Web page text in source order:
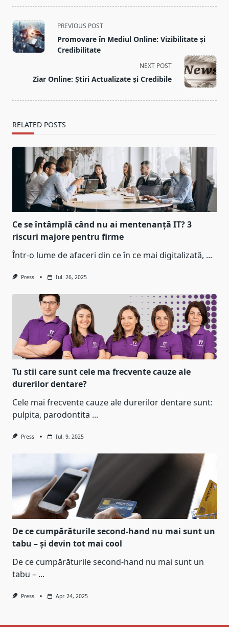
<span
class="nav-
subtitle
reader-
text">Page</span>
PREVIOUS POST
Promovare în Mediul Online: Vizibilitate și
Credibilitate
NEXT POST
Ziar Online: Știri Actualizate și Credibile
RELATED POSTS
Ce se întâmplă când nu ai mentenanță IT? 3
riscuri majore pentru firme
Într-o lume de afaceri din ce în ce mai digitalizată, ...
Press Iul. 26, 2025
Tu stii care sunt cele ma frecvente cauze ale
durerilor dentare?
Cele mai frecvente cauze ale durerilor dentare sunt:
pulpita, parodontita ...
Press Iul. 9, 2025
De ce cumpărăturile second-hand nu mai sunt un
tabu – și devin tot mai cool
De ce cumpărăturile second-hand nu mai sunt un
tabu – ...
Press Apr. 24, 2025